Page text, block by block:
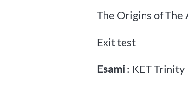
The Origins of The
Exit test
Esami : KET Trinity